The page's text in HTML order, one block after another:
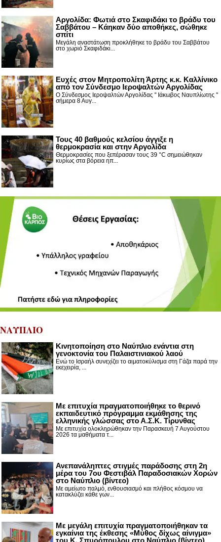
Αργολίδα: Φωτιά στο Σκαφιδάκι το βράδυ του
Σαββάτου – Κάηκαν δύο αποθήκες, σώθηκε
σπίτι
Μεγάλη αναστάτωση προκλήθηκε το βράδυ του Σαββάτου
στο χωριό Σκαφιδάκι...
Ευχές στον Μητροπολίτη Άρτης κ.κ. Καλλίνικο
από τον Σύνδεσμο Ιεροψαλτών Αργολίδας
Ο Σύνδεσμος Ιεροψαλτών Αργολίδας '' Ιάκωβος Ναυπλίωτης ''
σήμερα 8 Αυγ...
Τους 40 βαθμούς κελσίου άγγιξε η
θερμοκρασία και στην Αργολίδα
Θερμοκρασίες που ξεπέρασαν τους 39 °C σημειώθηκαν
κυρίως στα βόρεια ηπ...
ΝΑΥΠΛΙΟ
Κινητοποίηση στο Ναύπλιο ενάντια στη
γενοκτονία του Παλαιστινιακού λαού
Ενώ το Ισραήλ συνεχίζει το αιματοκύλισμα στη Γάζα παρά την
εκεχειρία, ...
Με επιτυχία πραγματοποιήθηκε το θερινό
εκπαιδευτικό πρόγραμμα εκμάθησης της
ελληνικής γλώσσας στο Α.Σ.Κ. Τίρυνθας
Με επιτυχία ολοκληρώθηκαν την Παρασκευή 7 Αυγούστου
2026 τα μαθήματα τ...
Ανεπανάληπτες στιγμές παράδοσης στη 2η
μέρα του 7ου Φεστιβάλ Παραδοσιακών Χορών
στο Ναύπλιο (βίντεο)
Με αμείωτο παλμό, ενθουσιασμό και πλήθος κόσμου να
κατακλύζει κάθε γων...
Με μεγάλη επιτυχία πραγματοποιήθηκαν τα
εγκαίνια της έκθεσης «Μύθος δίχως αίνιγμα»